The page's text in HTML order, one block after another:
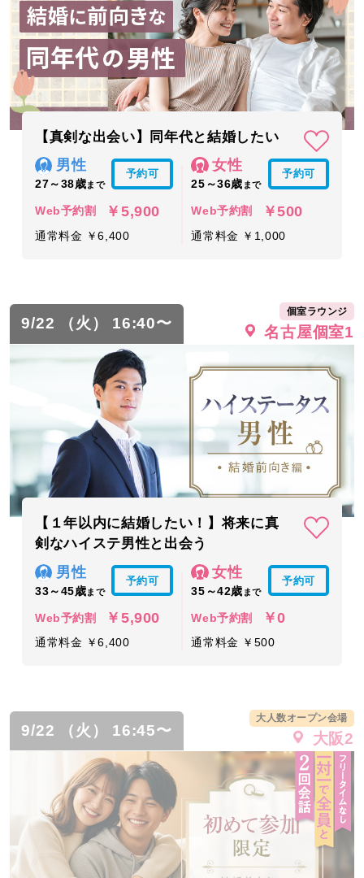
【真剣な出会い】同年代と結婚したい
男性
27～38歳まで
予約可
Web予約割 ￥5,900
通常料金 ￥6,400
女性
25～36歳 まで
予約可
Web予約割 ￥500
通常料金 ￥1,000
9/22 （火） 16:40〜
個室ラウンジ
名古屋個室1
【１年以内に結婚したい！】将来に真
剣なハイステ男性と出会う
男性
33～45歳まで
予約可
Web予約割 ￥5,900
通常料金 ￥6,400
女性
35～42歳 まで
予約可
Web予約割 ￥0
通常料金 ￥500
9/22 （火） 16:45〜
大人数オープン会場
大阪2